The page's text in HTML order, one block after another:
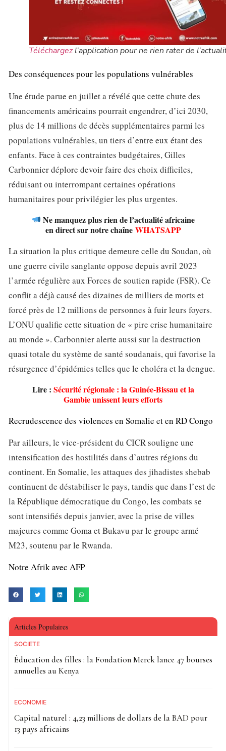
Téléchargezl’application pour ne rien rater de
Des conséquences pour les populations vulnérables
Une étude parue en juillet a révélé que cette chute des
financements américains pourrait engendrer, d’ici 2030,
plus de 14 millions de décès supplémentaires parmi les
populations vulnérables, un tiers d’entre eux étant des
enfants. Face à ces contraintes budgétaires, Gilles
Carbonnier déplore devoir faire des choix difficiles,
réduisant ou interrompant certaines opérations
humanitaires pour privilégier les plus urgentes.
Ne manquez plus rien de l’actualité africaine
en direct sur notre chaîne WHATSAPP
La situation la plus critique demeure celle du Soudan, où
une guerre civile sanglante oppose depuis avril 2023
l’armée régulière aux Forces de soutien rapide (FSR). Ce
conflit a déjà causé des dizaines de milliers de morts et
forcé près de 12 millions de personnes à fuir leurs foyers.
L’ONU qualifie cette situation de « pire crise humanitaire
au monde ». Carbonnier alerte aussi sur la destruction
quasi totale du système de santé soudanais, qui favorise la
résurgence d’épidémies telles que le choléra et la dengue.
Lire : Sécurité régionale : la Guinée-Bissau et la
Gambie unissent leurs efforts
Recrudescence des violences en Somalie et en RD Congo
Par ailleurs, le vice-président du CICR souligne une
intensification des hostilités dans d’autres régions du
continent. En Somalie, les attaques des jihadistes shebab
continuent de déstabiliser le pays, tandis que dans l’est de
la République démocratique du Congo, les combats se
sont intensifiés depuis janvier, avec la prise de villes
majeures comme Goma et Bukavu par le groupe armé
M23, soutenu par le Rwanda.
Notre Afrik avec AFP
Articles Populaires
SOCIETE
Éducation des filles : la Fondation Merck lance 47 bourses
annuelles au Kenya
ECONOMIE
Capital naturel : 4,23 millions de dollars de la BAD pour
13 pays africains